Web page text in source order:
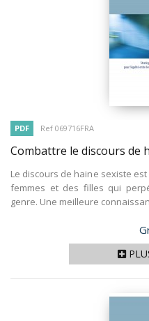
PDF Ref 069716FRA
Combattre le discours de
Le discours de haine sexiste
femmes et des filles qui
genre. Une meilleure